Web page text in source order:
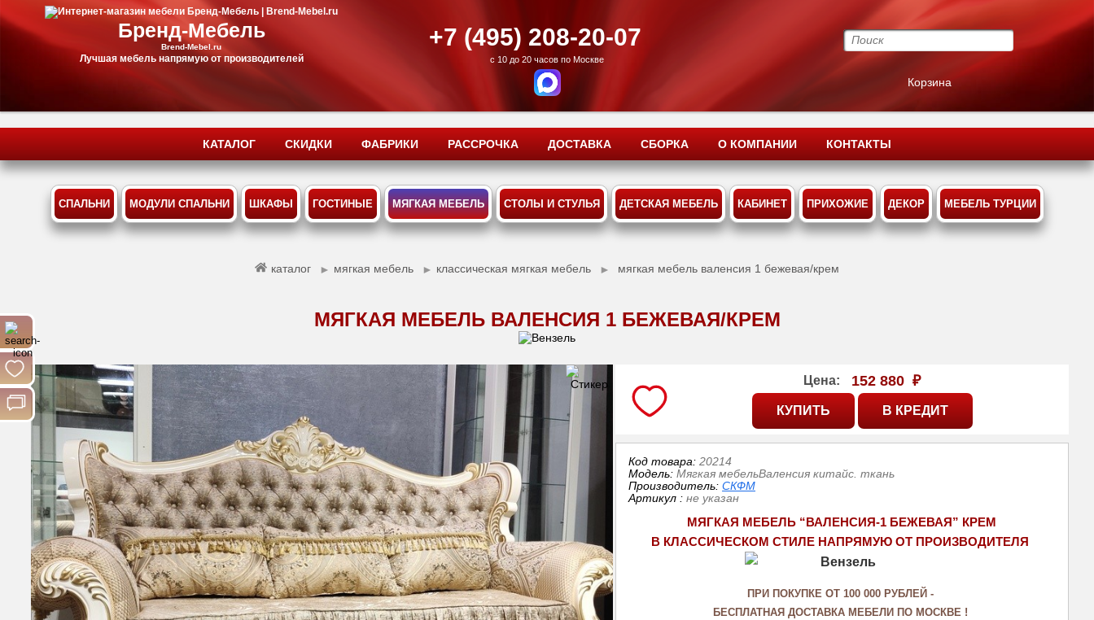
Бренд-Мебель
Brend-Mebel.ru
Лучшая мебель напрямую от производителей
Корзина
+7 (495) 208-20-07
с 10 до 20 часов по Москве
КАТАЛОГ СКИДКИ ФАБРИКИ РАССРОЧКА ДОСТАВКА СБОРКА О КОМПАНИИ КОНТАКТЫ
СПАЛЬНИ МОДУЛИ СПАЛЬНИ ШКАФЫ ГОСТИНЫЕ МЯГКАЯ МЕБЕЛЬ СТОЛЫ И СТУЛЬЯ ДЕТСКАЯ МЕБЕЛЬ КАБИНЕТ ПРИХОЖИЕ ДЕКОР МЕБЕЛЬ ТУРЦИИ
каталог ► мягкая мебель ► классическая мягкая мебель ► мягкая мебель валенсия 1 бежевая/крем
МЯГКАЯ МЕБЕЛЬ ВАЛЕНСИЯ 1 БЕЖЕВАЯ/КРЕМ
Цена: 152 880 ₽
Код товара:20214
Модель:Мягкая мебельВаленсия китайс. ткань
Производитель:СКФМ
Артикул :не указан
МЯГКАЯ МЕБЕЛЬ “ВАЛЕНСИЯ-1 БЕЖЕВАЯ” КРЕМ
В КЛАССИЧЕСКОМ СТИЛЕ НАПРЯМУЮ ОТ ПРОИЗВОДИТЕЛЯ
ПРИ ПОКУПКЕ ОТ 100 000 РУБЛЕЙ -
БЕСПЛАТНАЯ ДОСТАВКА МЕБЕЛИ ПО МОСКВЕ !